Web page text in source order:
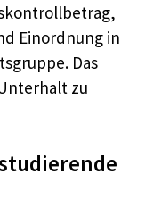
Einordnung in
Das
zu